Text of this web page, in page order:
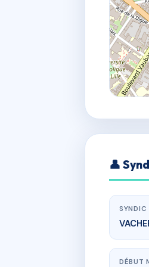
👤
SYNDIC
DÉBUT